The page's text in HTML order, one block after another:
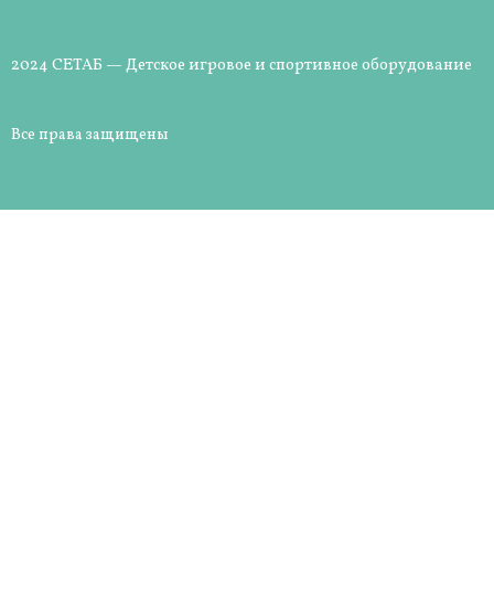
2024 СЕТАБ — Детское игровое и спортивное оборудование
Все права защищены